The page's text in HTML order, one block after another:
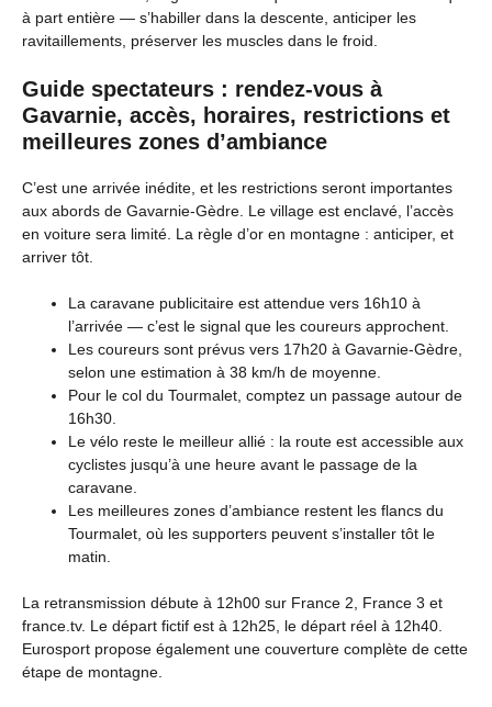
à part entière — s’habiller dans la descente, anticiper les
ravitaillements, préserver les muscles dans le froid.
Guide spectateurs : rendez-vous à
Gavarnie, accès, horaires, restrictions et
meilleures zones d’ambiance
C’est une arrivée inédite, et les restrictions seront importantes
aux abords de Gavarnie-Gèdre. Le village est enclavé, l’accès
en voiture sera limité. La règle d’or en montagne : anticiper, et
arriver tôt.
La caravane publicitaire est attendue vers 16h10 à
l’arrivée — c’est le signal que les coureurs approchent.
Les coureurs sont prévus vers 17h20 à Gavarnie-Gèdre,
selon une estimation à 38 km/h de moyenne.
Pour le col du Tourmalet, comptez un passage autour de
16h30.
Le vélo reste le meilleur allié : la route est accessible aux
cyclistes jusqu’à une heure avant le passage de la
caravane.
Les meilleures zones d’ambiance restent les flancs du
Tourmalet, où les supporters peuvent s’installer tôt le
matin.
La retransmission débute à 12h00 sur France 2, France 3 et
france.tv. Le départ fictif est à 12h25, le départ réel à 12h40.
Eurosport propose également une couverture complète de cette
étape de montagne.